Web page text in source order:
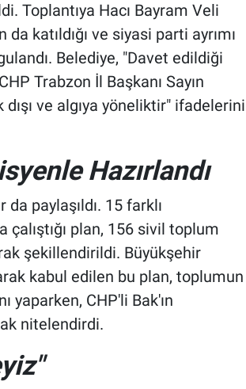
Toplantıya Hacı Bayram Veli
katıldığı ve siyasi parti ayrımı
Belediye, "Davet edildiği
Trabzon İl Başkanı Sayın
ve algıya yöneliktir" ifadelerini
Hazırlandı
paylaşıldı. 15 farklı
plan, 156 sivil toplum
şekillendirildi. Büyükşehir
kabul edilen bu plan, toplumun
yaparken, CHP'li Bak'ın
nitelendirdi.